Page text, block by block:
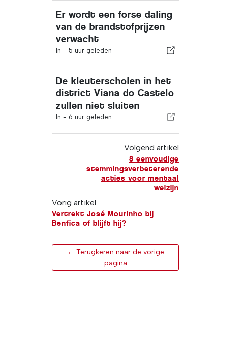
Er wordt een forse daling
van de brandstofprijzen
verwacht
In - 5 uur geleden
De kleuterscholen in het
district Viana do Castelo
zullen niet sluiten
In - 6 uur geleden
Volgend artikel
8 eenvoudige
stemmingsverbeterende
acties voor mentaal
welzijn
Vorig artikel
Vertrekt José Mourinho bij
Benfica of blijft hij?
← Terugkeren naar de vorige
pagina